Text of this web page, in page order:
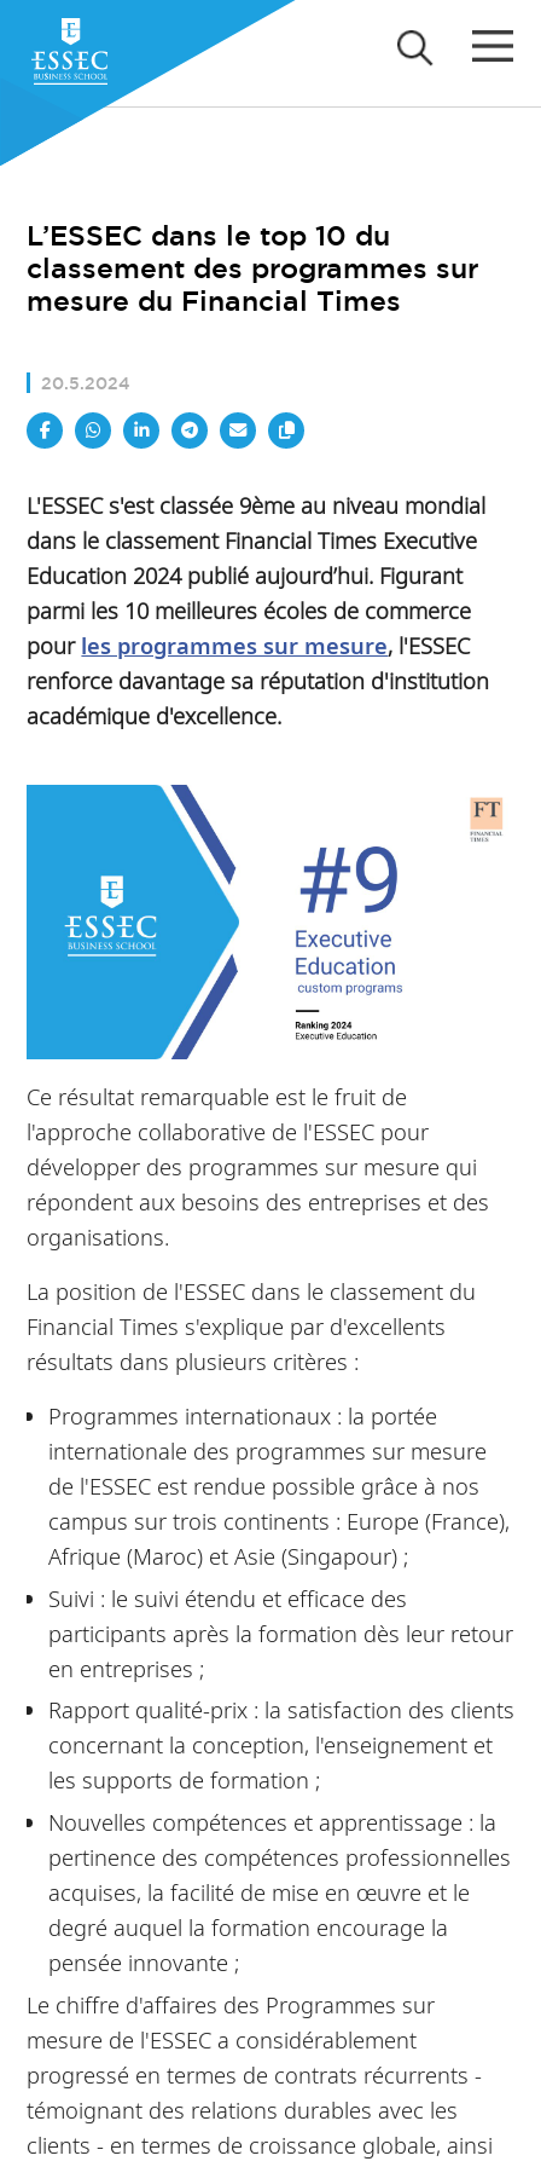
L’ESSEC dans le top 10 du
classement des programmes sur
mesure du Financial Times
20.5.2024
L'ESSEC s'est classée 9ème au niveau mondial
dans le classement Financial Times Executive
Education 2024 publié aujourd’hui. Figurant
parmi les 10 meilleures écoles de commerce
pour les programmes sur mesure, l'ESSEC
renforce davantage sa réputation d'institution
académique d'excellence.
Ce résultat remarquable est le fruit de
l'approche collaborative de l'ESSEC pour
développer des programmes sur mesure qui
répondent aux besoins des entreprises et des
organisations.
La position de l'ESSEC dans le classement du
Financial Times s'explique par d'excellents
résultats dans plusieurs critères :
Programmes internationaux : la portée
internationale des programmes sur mesure
de l'ESSEC est rendue possible grâce à nos
campus sur trois continents : Europe (France),
Afrique (Maroc) et Asie (Singapour) ;
Suivi : le suivi étendu et efficace des
participants après la formation dès leur retour
en entreprises ;
Rapport qualité-prix : la satisfaction des clients
concernant la conception, l'enseignement et
les supports de formation ;
Nouvelles compétences et apprentissage : la
pertinence des compétences professionnelles
acquises, la facilité de mise en œuvre et le
degré auquel la formation encourage la
pensée innovante ;
Le chiffre d'affaires des Programmes sur
mesure de l'ESSEC a considérablement
progressé en termes de contrats récurrents -
témoignant des relations durables avec les
clients - en termes de croissance globale, ainsi